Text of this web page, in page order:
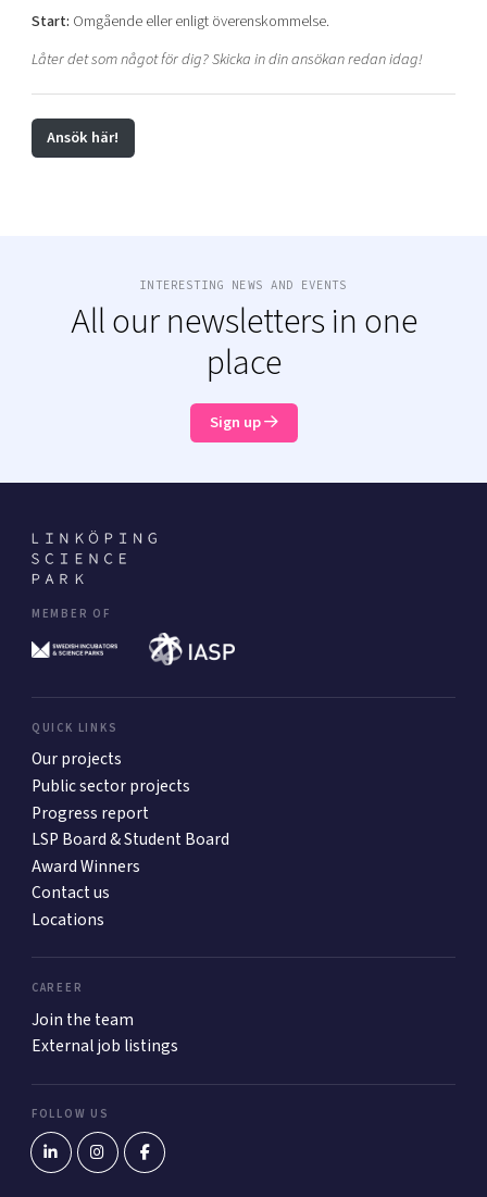
Start: Omgående eller enligt överenskommelse.
Låter det som något för dig? Skicka in din ansökan redan idag!
Ansök här!
INTERESTING NEWS AND EVENTS
All our newsletters in one
place
Sign up
MEMBER OF
QUICK LINKS
Our projects
Public sector projects
Progress report
LSP Board & Student Board
Award Winners
Contact us
Locations
CAREER
Join the team
External job listings
FOLLOW US